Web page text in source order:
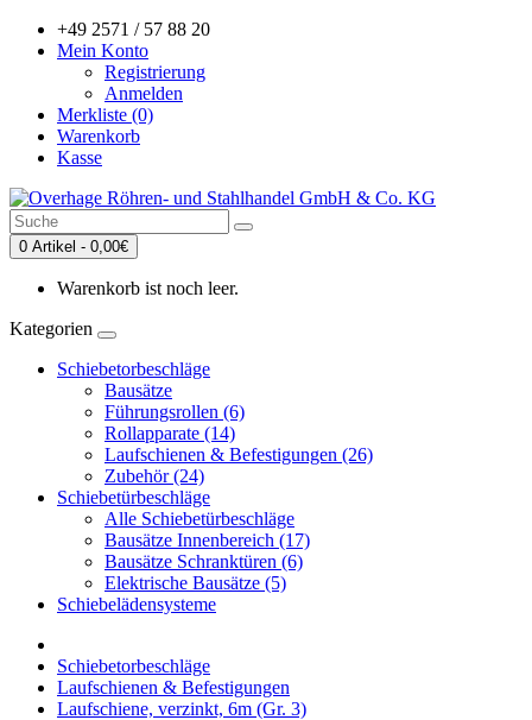
+49 2571 / 57 88 20
Mein Konto
Registrierung
Anmelden
Merkliste (0)
Warenkorb
Kasse
0 Artikel - 0,00€
Warenkorb ist noch leer.
Kategorien
Schiebetorbeschläge
Bausätze
Führungsrollen (6)
Rollapparate (14)
Laufschienen & Befestigungen (26)
Zubehör (24)
Schiebetürbeschläge
Alle Schiebetürbeschläge
Bausätze Innenbereich (17)
Bausätze Schranktüren (6)
Elektrische Bausätze (5)
Schiebelädensysteme
Schiebetorbeschläge
Laufschienen & Befestigungen
Laufschiene, verzinkt, 6m (Gr. 3)